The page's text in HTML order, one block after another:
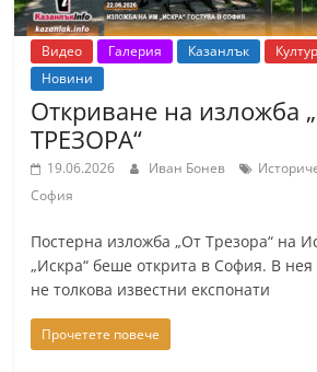
Видео Галерия Казанлък
Новини
Откриване на изложба
ТРЕЗОРА“
19.06.2026 Иван Бонев
София
Постерна изложба „От Трезора“ на
„Искра“ беше открита в София. В нея
не толкова известни експонати
Прочетете повече